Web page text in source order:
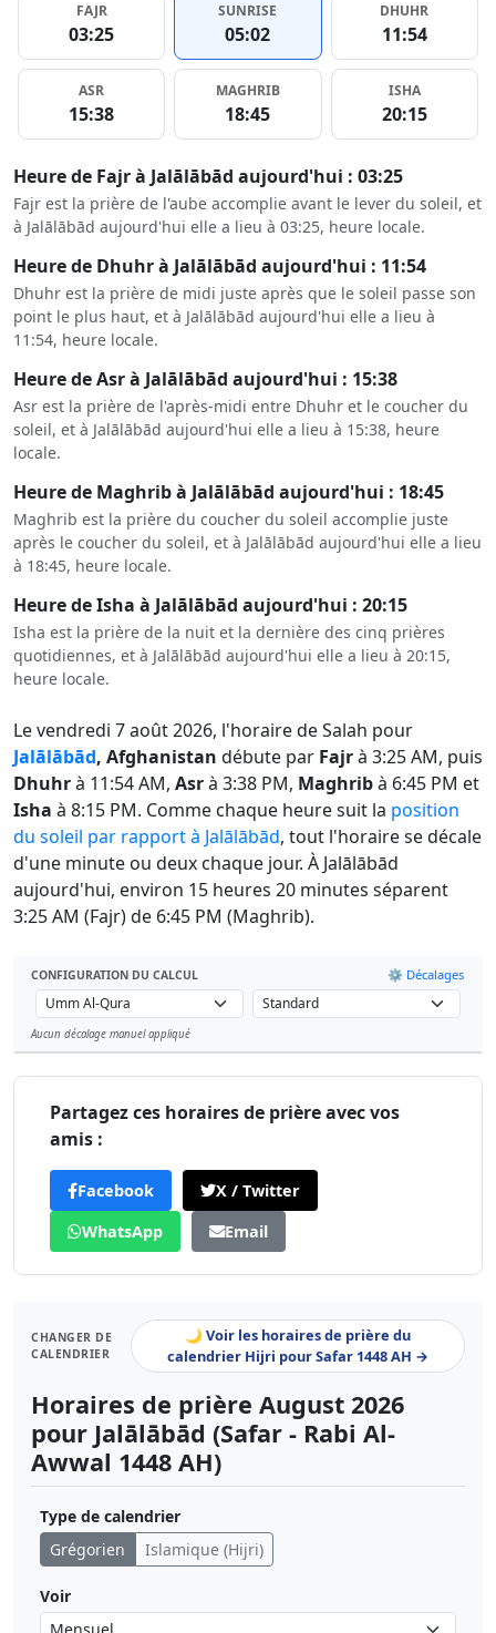
FAJR
03:25
SUNRISE
05:02
DHUHR
11:54
ASR
15:38
MAGHRIB
18:45
ISHA
20:15
Heure de Fajr à Jalālābād aujourd'hui : 03:25
Fajr est la prière de l'aube accomplie avant le lever du soleil, et
à Jalālābād aujourd'hui elle a lieu à 03:25, heure locale.
Heure de Dhuhr à Jalālābād aujourd'hui : 11:54
Dhuhr est la prière de midi juste après que le soleil passe son
point le plus haut, et à Jalālābād aujourd'hui elle a lieu à
11:54, heure locale.
Heure de Asr à Jalālābād aujourd'hui : 15:38
Asr est la prière de l'après-midi entre Dhuhr et le coucher du
soleil, et à Jalālābād aujourd'hui elle a lieu à 15:38, heure
locale.
Heure de Maghrib à Jalālābād aujourd'hui : 18:45
Maghrib est la prière du coucher du soleil accomplie juste
après le coucher du soleil, et à Jalālābād aujourd'hui elle a lieu
à 18:45, heure locale.
Heure de Isha à Jalālābād aujourd'hui : 20:15
Isha est la prière de la nuit et la dernière des cinq prières
quotidiennes, et à Jalālābād aujourd'hui elle a lieu à 20:15,
heure locale.
Le vendredi 7 août 2026, l'horaire de Salah pour
Jalālābād, Afghanistan débute par Fajrà 3:25 AM, puis
Dhuhrà 11:54 AM, Asrà 3:38 PM, Maghribà 6:45 PM et
Isha à 8:15 PM. Comme chaque heure suit la position
du soleil par rapport à Jalālābād, tout l'horaire se décale
d'une minute ou deux chaque jour. À Jalālābād
aujourd'hui, environ 15 heures 20 minutes séparent
3:25 AM (Fajr) de 6:45 PM (Maghrib).
CONFIGURATION DU CALCUL ⚙️ Décalages
Aucun décalage manuel appliqué
Partagez ces horaires de prière avec vos
amis :
Facebook
X / Twitter
WhatsApp
Email
CHANGER DE
CALENDRIER
🌙 Voir les horaires de prière du
calendrier Hijri pour Safar 1448 AH →
Horaires de prière August 2026
pour Jalālābād (Safar - Rabi Al-
Awwal 1448 AH)
Type de calendrier
Grégorien
Islamique (Hijri)
Voir